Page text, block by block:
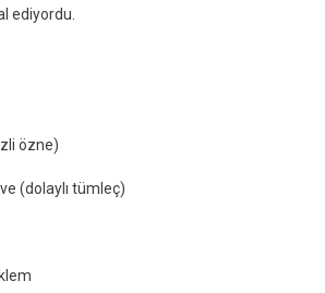
ediyordu.
özne)
(dolaylı tümleç)